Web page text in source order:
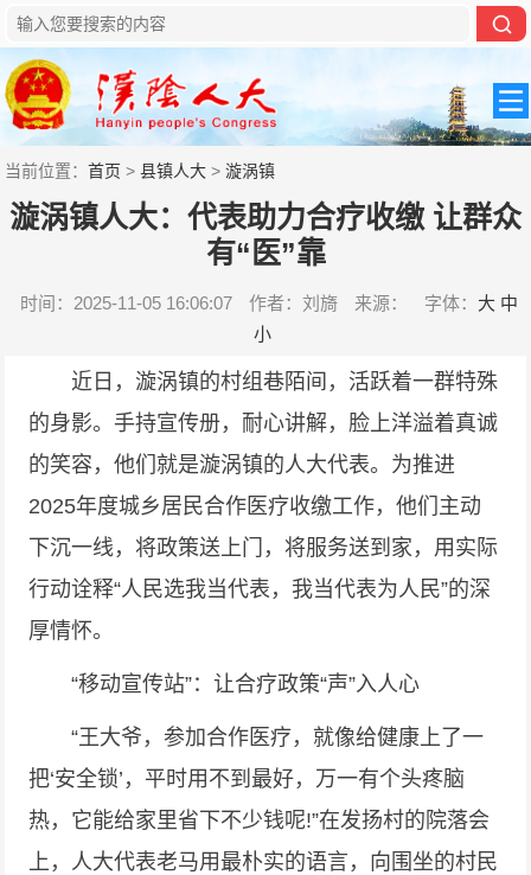
当前位置：首页 >县镇人大 >漩涡镇
漩涡镇人大：代表助力合疗收缴 让群众
有“医”靠
时间：2025-11-05 16:06:07 作者：刘旖 来源： 字体： 大 中
小
近日，漩涡镇的村组巷陌间，活跃着一群特殊
的身影。手持宣传册，耐心讲解，脸上洋溢着真诚
的笑容，他们就是漩涡镇的人大代表。为推进
2025年度城乡居民合作医疗收缴工作，他们主动
下沉一线，将政策送上门，将服务送到家，用实际
行动诠释“人民选我当代表，我当代表为人民”的深
厚情怀。
“移动宣传站”：让合疗政策“声”入人心
“王大爷，参加合作医疗，就像给健康上了一
把‘安全锁’，平时用不到最好，万一有个头疼脑
热，它能给家里省下不少钱呢!”在发扬村的院落会
上，人大代表老马用最朴实的语言，向围坐的村民